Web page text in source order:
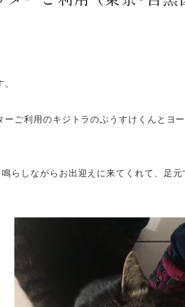
ご利用のキジトラのぷうすけくんとヨ
らしながらお出迎えに来てくれて、足